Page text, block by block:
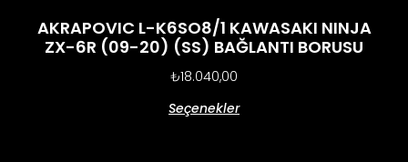
AKRAPOVIC L-K6SO8/1 KAWASAKI NINJA
ZX-6R (09-20) (SS) BAĞLANTI BORUSU
₺18.040,00
Seçenekler